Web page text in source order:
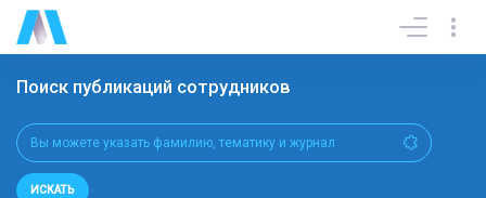
Поиск публикаций сотрудников
ИСКАТЬ